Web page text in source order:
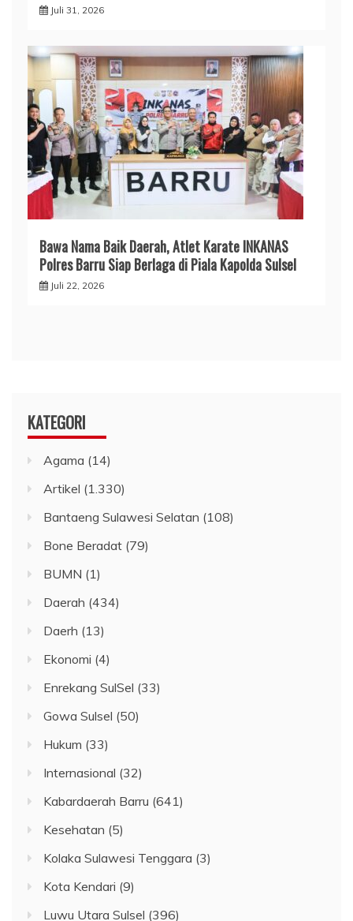
Juli 31, 2026
​Bawa Nama Baik Daerah, Atlet Karate INKANAS
Polres Barru Siap Berlaga di Piala Kapolda Sulsel
Juli 22, 2026
KATEGORI
Agama (14)
Artikel (1.330)
Bantaeng Sulawesi Selatan (108)
Bone Beradat (79)
BUMN (1)
Daerah (434)
Daerh (13)
Ekonomi (4)
Enrekang SulSel (33)
Gowa Sulsel (50)
Hukum (33)
Internasional (32)
Kabardaerah Barru (641)
Kesehatan (5)
Kolaka Sulawesi Tenggara (3)
Kota Kendari (9)
Luwu Utara Sulsel (396)